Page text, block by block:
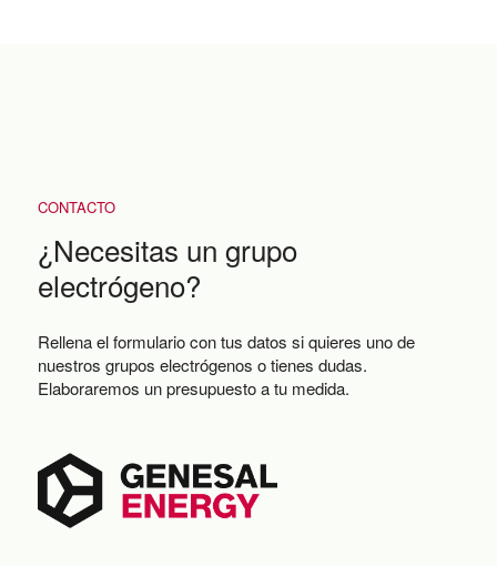
CONTACTO
¿Necesitas un grupo
electrógeno?
Rellena el formulario con tus datos si quieres uno de
nuestros grupos electrógenos o tienes dudas.
Elaboraremos un presupuesto a tu medida.